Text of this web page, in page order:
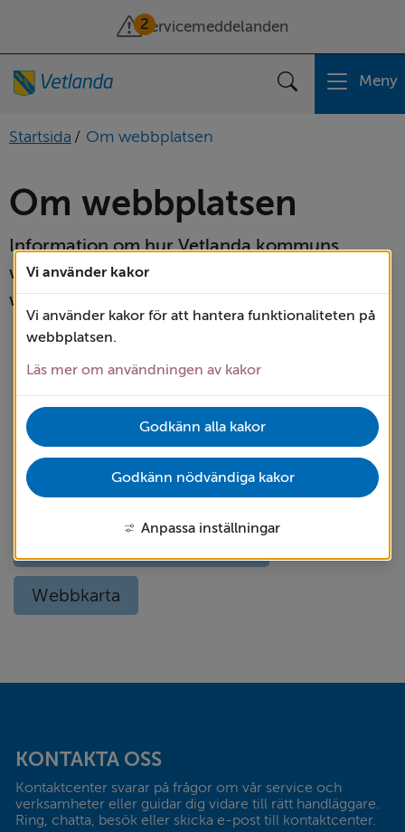
Vi använder kakor
Vi använder kakor för att hantera funktionaliteten på
webbplatsen.
Läs mer om användningen av kakor
Godkänn alla kakor
Godkänn nödvändiga kakor
Anpassa inställningar
2
Servicemeddelanden
Sök Meny
Startsida / Om webbplatsen
Om webbplatsen
Information om hur Vetlanda kommuns
webbplats fungerar och vilket innehåll
webbplatsen har.
Behandling av personuppgifter
Om kakor Om webbplatsen
Språk (other languages) - translate
Webbkarta
KONTAKTA OSS
Kontaktcenter svarar på frågor om vår service och
verksamheter eller guidar dig vidare till rätt handläggare.
Ring, chatta, besök eller skicka e-post till kontaktcenter.